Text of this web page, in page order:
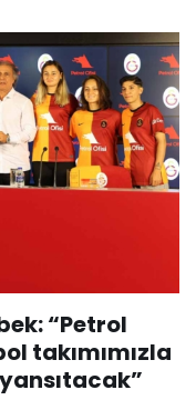
“Petrol
takımımızla